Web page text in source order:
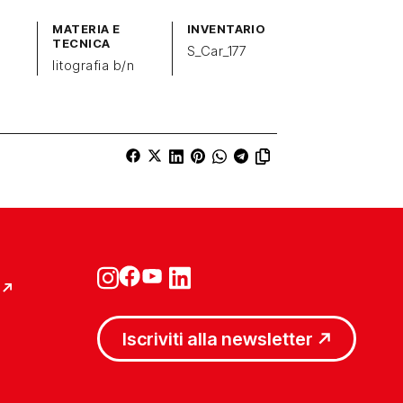
MATERIA E
TECNICA
litografia b/n
INVENTARIO
S_Car_177
Iscriviti alla newsletter